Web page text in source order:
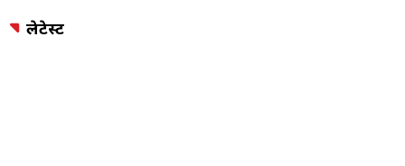
लेटेस्ट